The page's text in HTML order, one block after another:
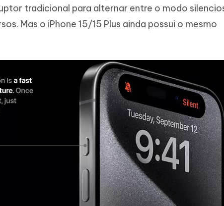
tradicional para alternar entre o modo
Mas o iPhone 15/15 Plus ainda possui o mesmo